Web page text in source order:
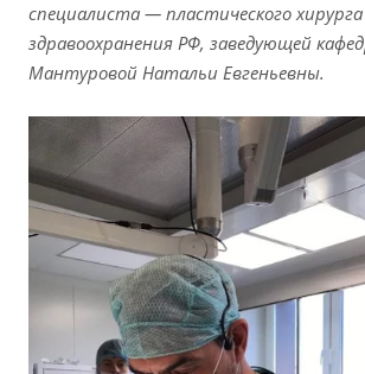
специалиста — пластического
здравоохранения РФ, заведующей
Мантуровой Натальи Евгеньевны.